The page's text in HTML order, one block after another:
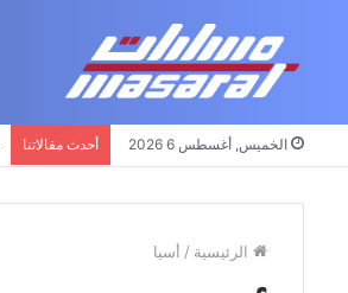
الخميس, أغسطس 6 2026 أحدث مقالاتنا
الرئيسية / أسيا